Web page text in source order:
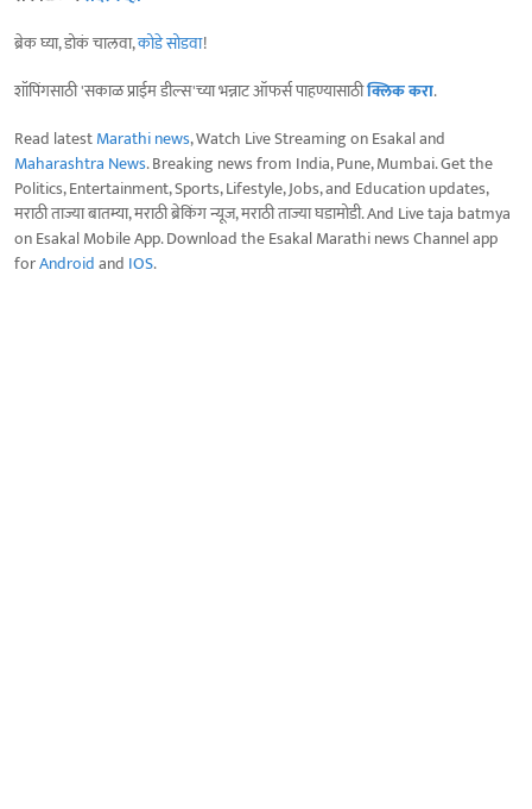
ब्रेक घ्या, डोकं चालवा,कोडे सोडवा!
शॉपिंगसाठी 'सकाळ प्राईम डील्स'च्या भन्नाट ऑफर्स पाहण्यासाठीक्लिक करा.
Read latestMarathi news, Watch Live Streaming on Esakal and
Maharashtra News. Breaking news from India, Pune, Mumbai. Get the
Politics, Entertainment, Sports, Lifestyle, Jobs, and Education updates,
मराठी ताज्या बातम्या, मराठी ब्रेकिंग न्यूज, मराठी ताज्या घडामोडी. And Live taja batmya
on Esakal Mobile App. Download the Esakal Marathi news Channel app
forAndroidand IOS.